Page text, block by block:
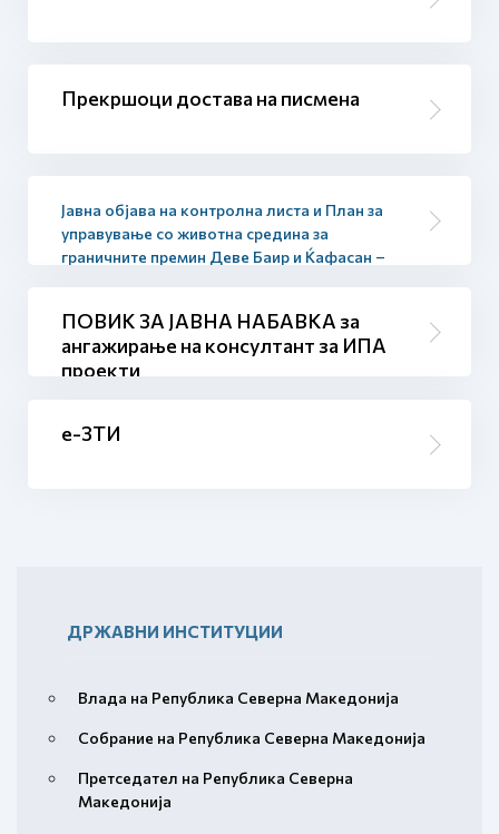
Прекршоци достава на писмена
Јавна објава на контролна листа и План за
управување со животна средина за
граничните премин Деве Баир и Ќафасан –
ПОВИК ЗА ЈАВНА НАБАВКА за
ангажирање на консултант за ИПА
проекти
е-ЗТИ
ДРЖАВНИ ИНСТИТУЦИИ
Влада на Република Северна Македонија
Собрание на Република Северна Македонија
Претседател на Република Северна
Македонија